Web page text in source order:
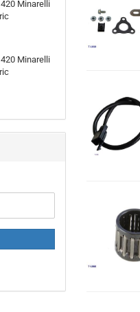
Minarelli
Minarelli